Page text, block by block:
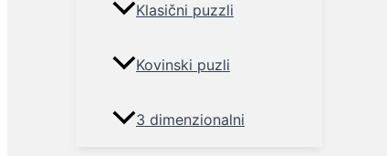
Klasični puzzli
Kovinski puzli
3 dimenzionalni